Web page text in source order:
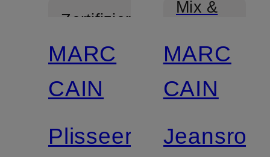
Zertifiziert
MARC
CAIN
Plisseerock
Mix &
MARC
CAIN